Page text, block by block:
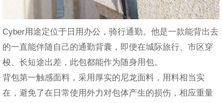
Cyber用途定位于日用办公，骑行通勤。他是一款能背出去
的一直能伴随自己的通勤背囊，即便在城际旅行、市区穿
梭、长短途出差，此包都能作为随身用包。
背包第一触感面料，采用厚实的尼龙面料，用料相当实
在，避免了在日常使用外力对包体产生的损伤，相应重量